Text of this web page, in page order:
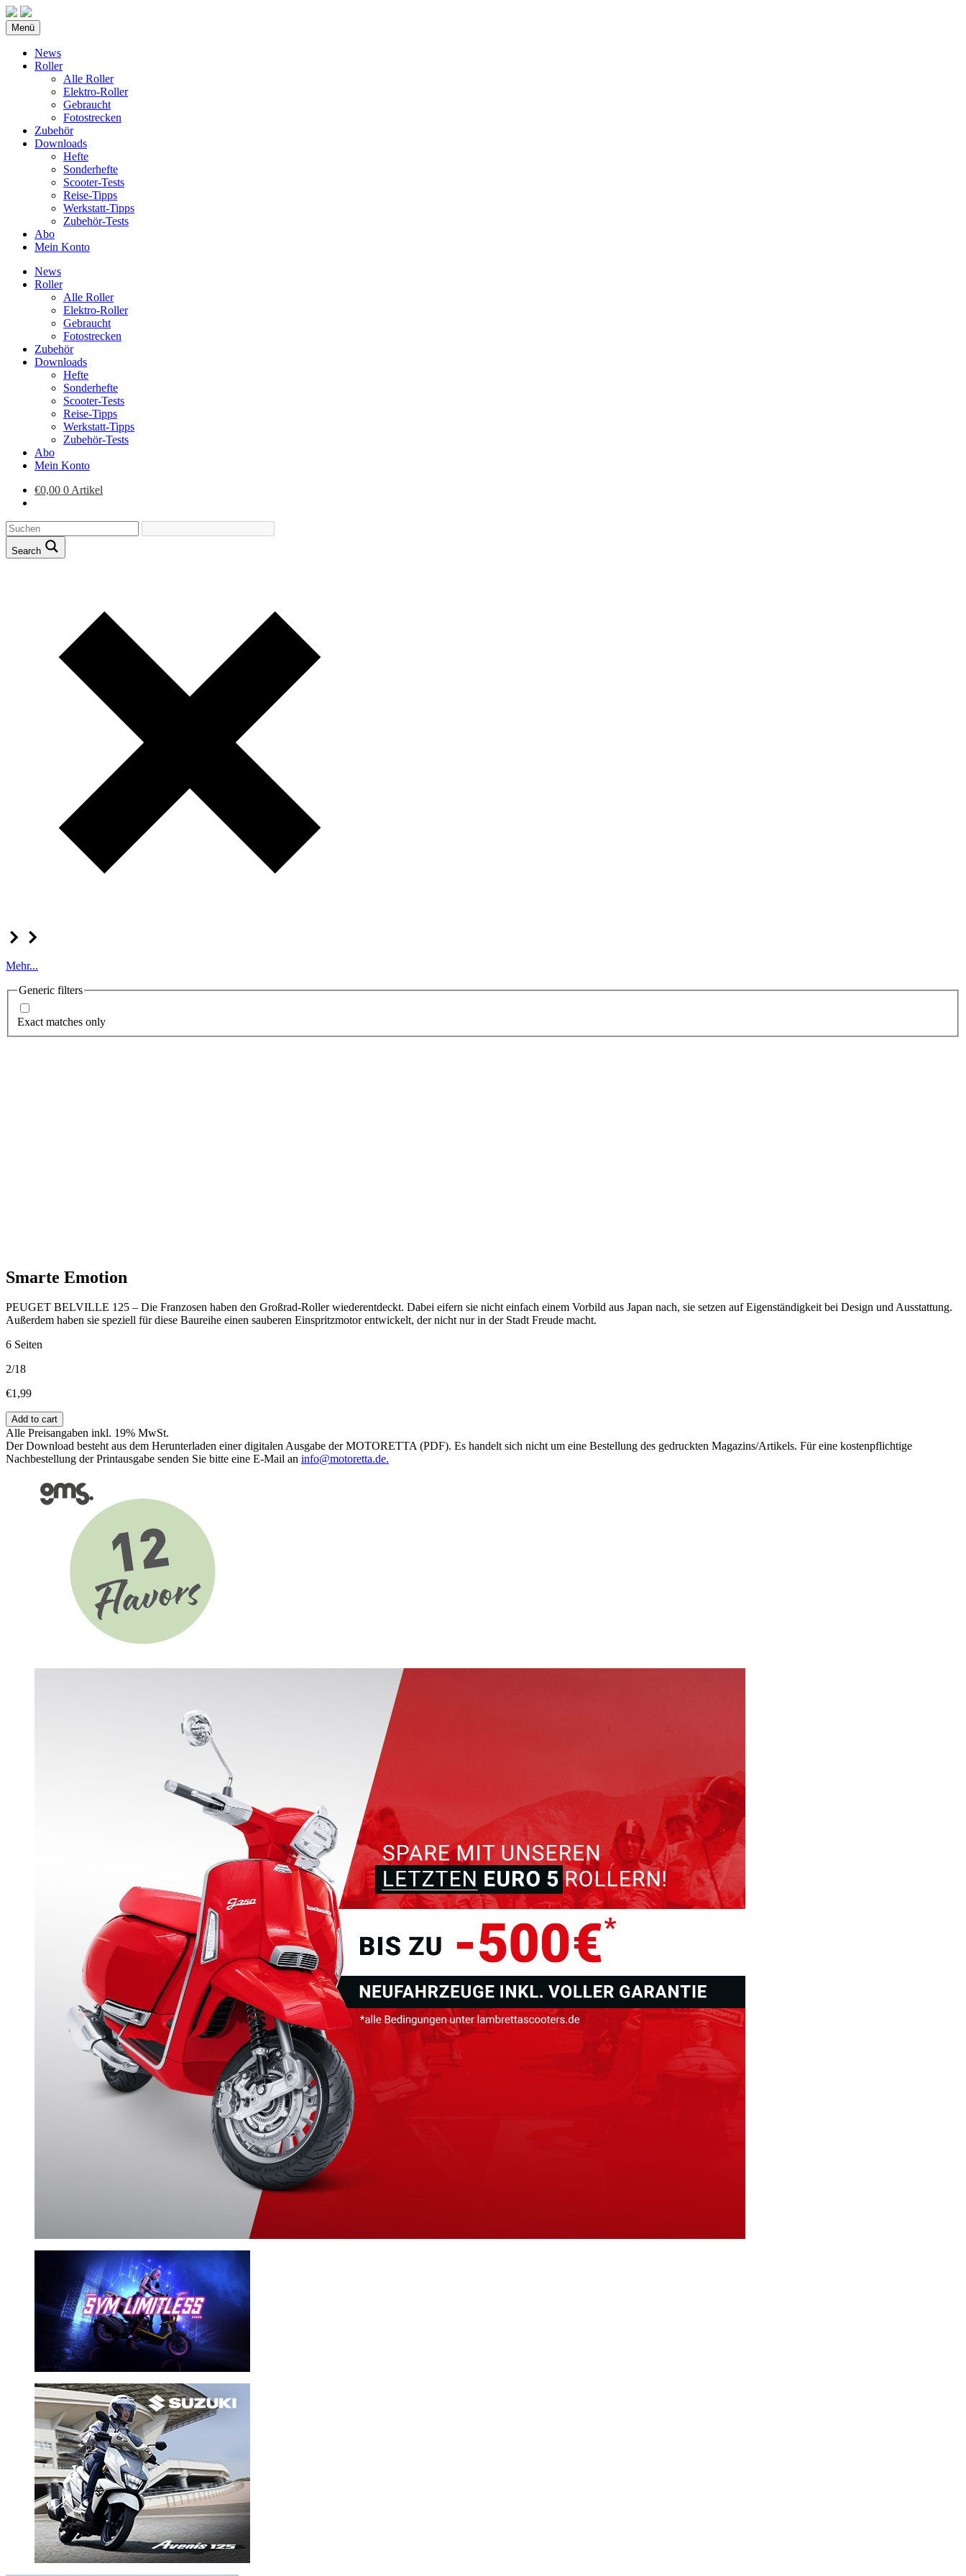
Menü
News
Roller
Alle Roller
Elektro-Roller
Gebraucht
Fotostrecken
Zubehör
Downloads
Hefte
Sonderhefte
Scooter-Tests
Reise-Tipps
Werkstatt-Tipps
Zubehör-Tests
Abo
Mein Konto
News
Roller
Alle Roller
Elektro-Roller
Gebraucht
Fotostrecken
Zubehör
Downloads
Hefte
Sonderhefte
Scooter-Tests
Reise-Tipps
Werkstatt-Tipps
Zubehör-Tests
Abo
Mein Konto
€0,00 0 Artikel
Search
Mehr...
Generic filters
Exact matches only
Smarte Emotion
PEUGET BELVILLE 125 – Die Franzosen haben den Großrad-Roller wiederentdeckt. Dabei eifern sie nicht einfach einem Vorbild aus Japan nach, sie setzen auf Eigenständigkeit bei Design und Ausstattung.
Außerdem haben sie speziell für diese Baureihe einen sauberen Einspritzmotor entwickelt, der nicht nur in der Stadt Freude macht.
6 Seiten
2/18
€1,99
Smarte
Emotion
quantity
Add to cart
Alle Preisangaben inkl. 19% MwSt.
Der Download besteht aus dem Herunterladen einer digitalen Ausgabe der MOTORETTA (PDF). Es handelt sich nicht um eine Bestellung des gedruckten Magazins/Artikels. Für eine kostenpflichtige
Nachbestellung der Printausgabe senden Sie bitte eine E-Mail an info@motoretta.de.